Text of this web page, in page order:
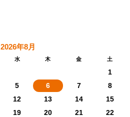
2026年8月
水 木 金 土
1
5 6 7
8
12 13 14
15
19 20 21
22